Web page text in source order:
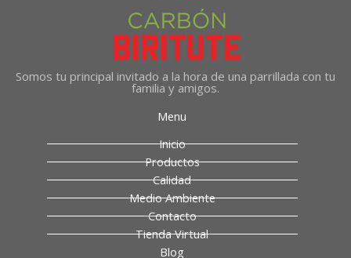
Somos tu principal invitado a la hora de una parrillada con tu
familia y amigos.
Menu
Inicio
Productos
Calidad
Medio Ambiente
Contacto
Tienda Virtual
Blog